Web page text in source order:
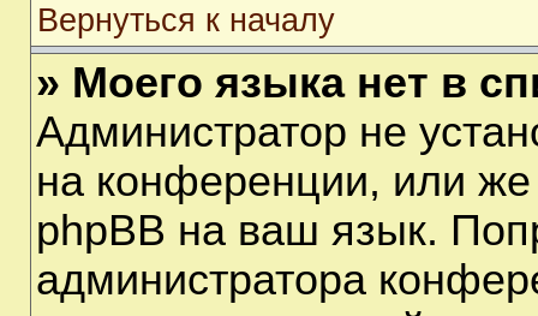
Вернуться к началу
» Моего языка нет в
Администратор не
на конференции, или же
phpBB на ваш язык.
администратора